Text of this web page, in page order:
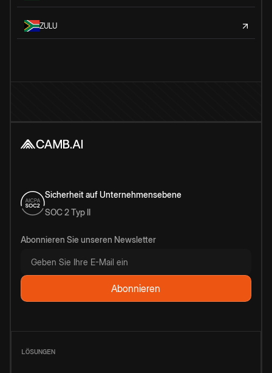
ZULU
Sicherheit auf Unternehmensebene
SOC 2 Typ II
Abonnieren Sie unseren Newsletter
LÖSUNGEN